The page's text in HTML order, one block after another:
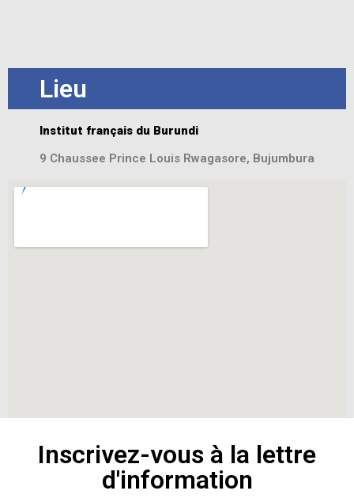
Lieu
Institut français du Burundi
9 Chaussee Prince Louis Rwagasore, Bujumbura
Inscrivez-vous à la lettre
d'information